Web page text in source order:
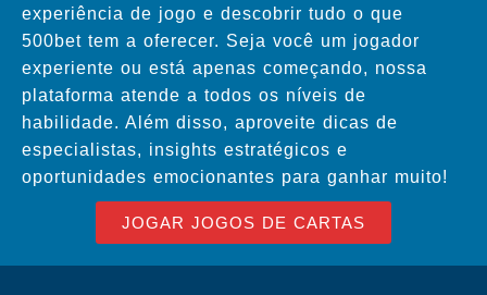
experiência de jogo e descobrir tudo o que
500bet tem a oferecer. Seja você um jogador
experiente ou está apenas começando, nossa
plataforma atende a todos os níveis de
habilidade. Além disso, aproveite dicas de
especialistas, insights estratégicos e
oportunidades emocionantes para ganhar muito!
JOGAR JOGOS DE CARTAS